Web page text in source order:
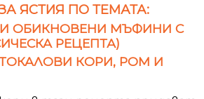
ЯСТИЯ ПО ТЕМАТА:
ОБИКНОВЕНИ МЪФИНИ С
РЕЦЕПТА)
КОРИ, РОМ И